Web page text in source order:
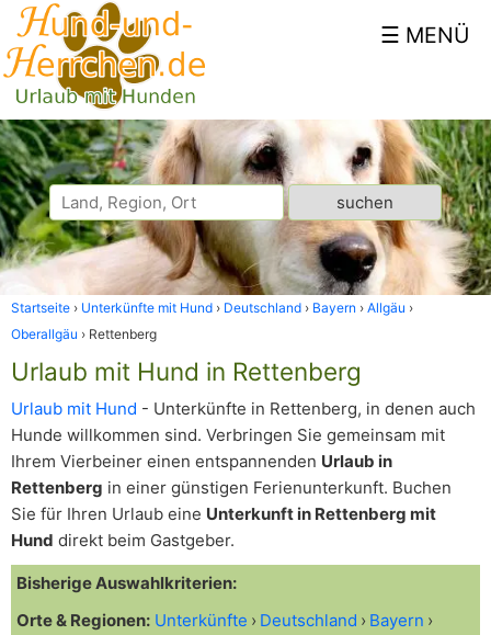
Startseite Unterkünfte mit Hund Deutschland Bayern
Allgäu
Oberallgäu
Rettenberg
Urlaub mit Hund in Rettenberg
Urlaub mit Hund - Unterkünfte in Rettenberg, in denen auch
Hunde willkommen sind. Verbringen Sie gemeinsam mit
Ihrem Vierbeiner einen entspannenden Urlaub in
Rettenberg in einer günstigen Ferienunterkunft. Buchen
Sie für Ihren Urlaub eine Unterkunft in Rettenberg mit
Hund direkt beim Gastgeber.
Bisherige Auswahlkriterien:
Orte & Regionen: Unterkünfte Deutschland
Bayern